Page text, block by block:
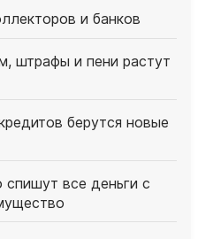
и банков
штрафы и пени растут
берутся новые
спишут все деньги с